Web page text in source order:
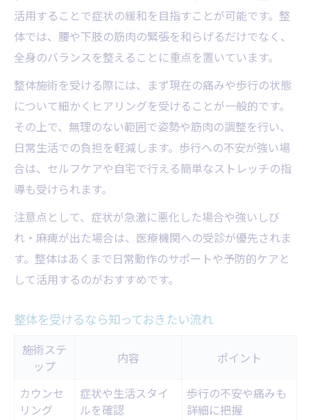
活用することで症状の緩和を目指すことが可能です。整
体では、腰や下肢の筋肉の緊張を和らげるだけでなく、
全身のバランスを整えることに重点を置いています。
整体施術を受ける際には、まず現在の痛みや歩行の状態
について細かくヒアリングを受けることが一般的です。
その上で、無理のない範囲で姿勢や筋肉の調整を行い、
日常生活での負担を軽減します。歩行への不安が強い場
合は、セルフケアや自宅で行える簡単なストレッチの指
導も受けられます。
注意点として、症状が急激に悪化した場合や強いしび
れ・麻痺が出た場合は、医療機関への受診が優先されま
す。整体はあくまで日常動作のサポートや予防的ケアと
して活用するのがおすすめです。
整体を受けるなら知っておきたい流れ
施術ステ
ップ
内容 ポイント
カウンセ
リング
症状や生活スタイ
ルを確認
歩行の不安や痛みも
詳細に把握